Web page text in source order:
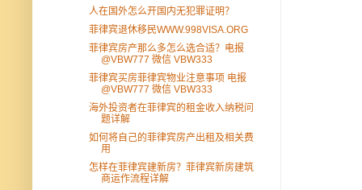
人在国外怎么开国内无犯罪证明？
菲律宾退休移民WWW.998VISA.ORG
菲律宾房产那么多怎么选合适？电报
@VBW777 微信 VBW333
菲律宾买房菲律宾物业注意事项 电报
@VBW777 微信 VBW333
海外投资者在菲律宾的租金收入纳税问
题详解
如何将自己的菲律宾房产出租及相关费
用
怎样在菲律宾建新房？菲律宾新房建筑
商运作流程详解